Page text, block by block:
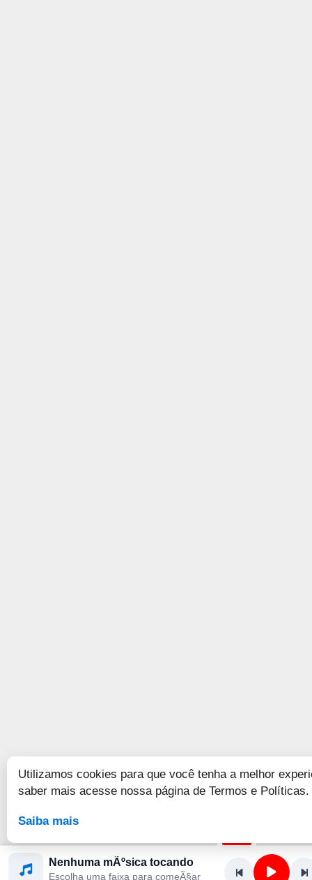
Nenhuma mÃºsica tocando
Escolha uma faixa para comeÃ§ar
Utilizamos cookies para que você tenha a melhor
saber mais acesse nossa página de Termos e Políticas.
Saiba mais